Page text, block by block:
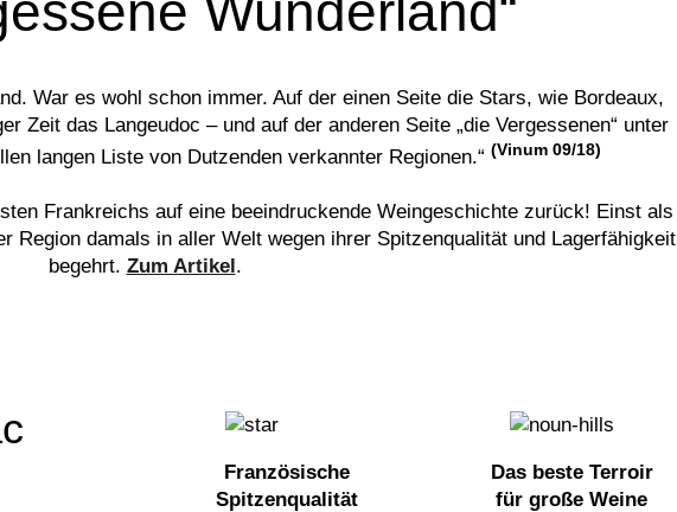
War es wohl schon immer. Auf der einen Seite die Stars, wie Bordeaux,
Zeit das Langeudoc – und auf der anderen Seite „die Vergessenen“ unter
langen Liste von Dutzenden verkannter Regionen.“ (Vinum 09/18)
Frankreichs auf eine beeindruckende Weingeschichte zurück! Einst als
Region damals in aller Welt wegen ihrer Spitzenqualität und Lagerfähigkeit
begehrt. Zum Artikel.
Französische
Spitzenqualität
Das beste Terroir
für große Weine